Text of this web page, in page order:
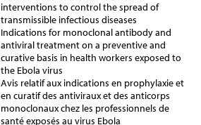
interventions to control the spread of
transmissible infectious diseases
Indications for monoclonal antibody and
antiviral treatment on a preventive and
curative basis in health workers exposed to
the Ebola virus
Avis relatif aux indications en prophylaxie et
en curatif des antiviraux et des anticorps
monoclonaux chez les professionnels de
santé exposés au virus Ebola